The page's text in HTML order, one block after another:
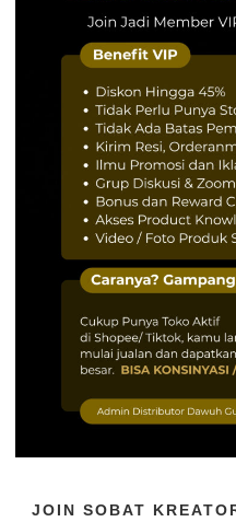
JOIN SOBAT